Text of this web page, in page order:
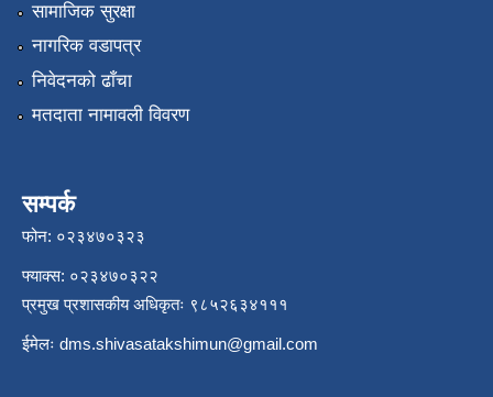
सामाजिक सुरक्षा
नागरिक वडापत्र
निवेदनको ढाँचा
मतदाता नामावली विवरण
सम्पर्क
फोन: ०२३४७०३२३
फ्याक्स: ०२३४७०३२२
प्रमुख प्रशासकीय अधिकृतः ९८५२६३४१११
ईमेलः dms.shivasatakshimun@gmail.com